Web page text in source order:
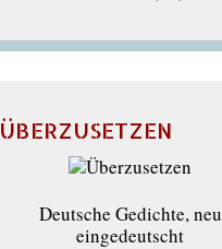
ÜBERZUSETZEN
Deutsche Gedichte, neu
eingedeutscht